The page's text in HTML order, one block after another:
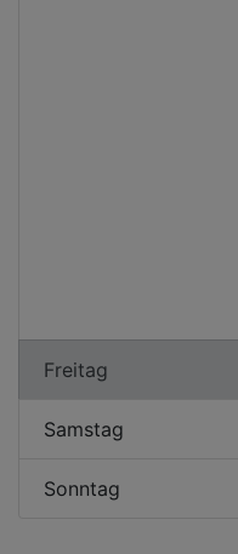
Freitag
Samstag
Sonntag